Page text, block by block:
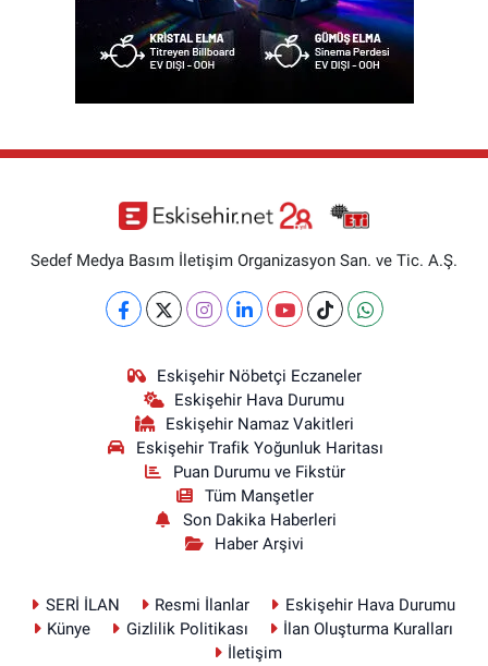
Sedef Medya Basım İletişim Organizasyon San. ve Tic. A.Ş.
Eskişehir Nöbetçi Eczaneler
Eskişehir Hava Durumu
Eskişehir Namaz Vakitleri
Eskişehir Trafik Yoğunluk Haritası
Puan Durumu ve Fikstür
Tüm Manşetler
Son Dakika Haberleri
Haber Arşivi
SERİ İLAN Resmi İlanlar
Eskişehir Hava Durumu
Künye
Gizlilik Politikası
İlan Oluşturma Kuralları
İletişim